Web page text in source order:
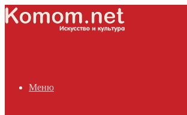
Меню